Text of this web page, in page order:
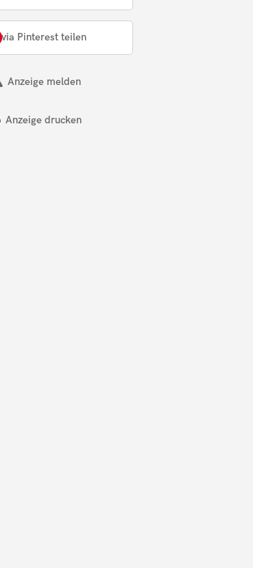
via Pinterest teilen
Anzeige melden
Anzeige drucken